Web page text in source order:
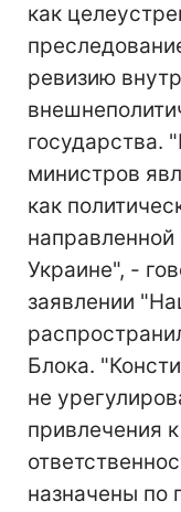
как
ревизию
государства.
министров
как
Украине", -
заявлении
Блока.
не
привлечения
назначены по